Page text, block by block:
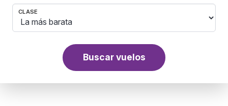
CLASE
Buscar vuelos